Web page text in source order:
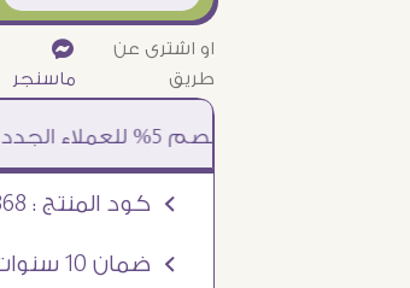
او اشترى عن
طريق
¥
ماسنجر
Ö كود المنتج : SA43868
Ö ضمان 10 سنوات على منتجاتنا